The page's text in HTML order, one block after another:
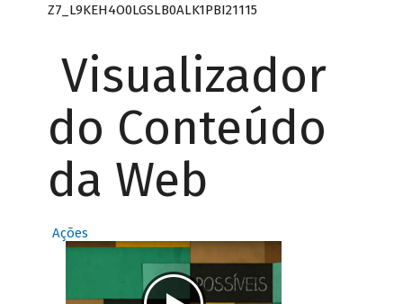
Z7_L9KEH4O0LGSLB0ALK1PBI21115
Visualizador
do Conteúdo
da Web
Ações